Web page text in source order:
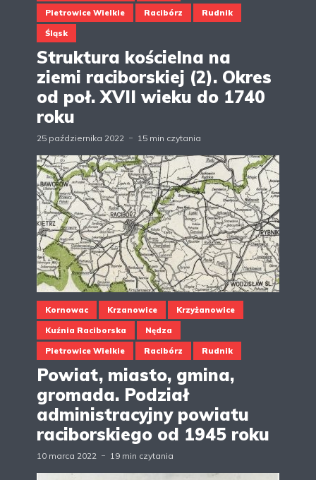
Pietrowice Wielkie Racibórz Rudnik
Śląsk
Struktura kościelna na
ziemi raciborskiej (2). Okres
od poł. XVII wieku do 1740
roku
25 października 2022 15 min czytania
Kornowac Krzanowice Krzyżanowice
Kuźnia Raciborska Nędza
Pietrowice Wielkie Racibórz Rudnik
Powiat, miasto, gmina,
gromada. Podział
administracyjny powiatu
raciborskiego od 1945 roku
10 marca 2022 19 min czytania